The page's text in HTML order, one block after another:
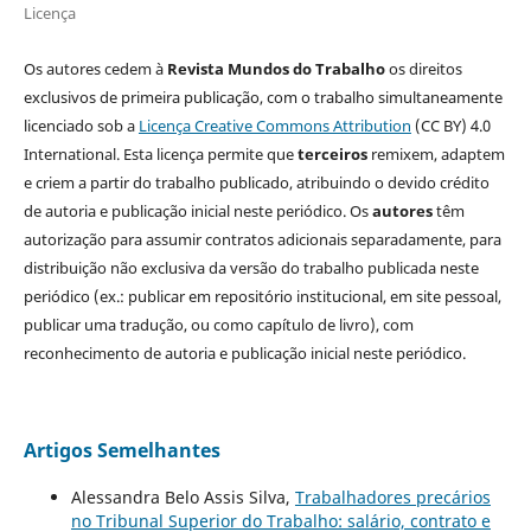
Licença
Os autores cedem à Revista Mundos do Trabalhoos direitos
exclusivos de primeira publicação, com o trabalho simultaneamente
licenciado sob a Licença Creative Commons Attribution (CC BY) 4.0
International. Esta licença permite queterceirosremixem, adaptem
e criem a partir do trabalho publicado, atribuindo o devido crédito
de autoria e publicação inicial neste periódico. Osautorestêm
autorização para assumir contratos adicionais separadamente, para
distribuição não exclusiva da versão do trabalho publicada neste
periódico (ex.: publicar em repositório institucional, em site pessoal,
publicar uma tradução, ou como capítulo de livro), com
reconhecimento de autoria e publicação inicial neste periódico.
Artigos Semelhantes
Alessandra Belo Assis Silva, Trabalhadores precários
no Tribunal Superior do Trabalho: salário, contrato e